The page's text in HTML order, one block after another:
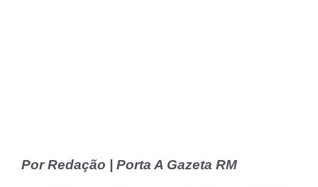
Por Redação | Porta A Gazeta RM